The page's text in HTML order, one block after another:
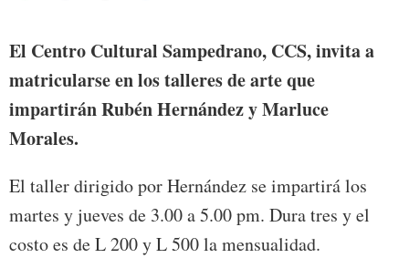
El Centro Cultural Sampedrano, CCS, invita a
matricularse en los talleres de arte que
impartirán Rubén Hernández y Marluce
Morales.
El taller dirigido por Hernández se impartirá los
martes y jueves de 3.00 a 5.00 pm. Dura tres y el
costo es de L 200 y L 500 la mensualidad.